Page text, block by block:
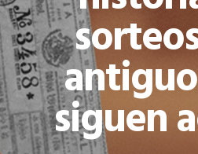
siguen